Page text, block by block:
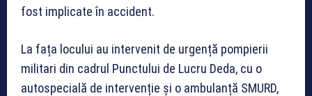
fost implicate în accident.
La fața locului au intervenit de urgență pompierii
militari din cadrul Punctului de Lucru Deda, cu o
autospecială de intervenție și o ambulanță SMURD,